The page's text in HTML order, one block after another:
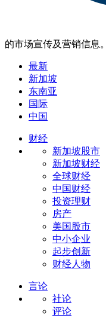
的市场宣传及营销信息。
最新
新加坡
东南亚
国际
中国
财经
新加坡股市
新加坡财经
全球财经
中国财经
投资理财
房产
美国股市
中小企业
起步创新
财经人物
言论
社论
评论